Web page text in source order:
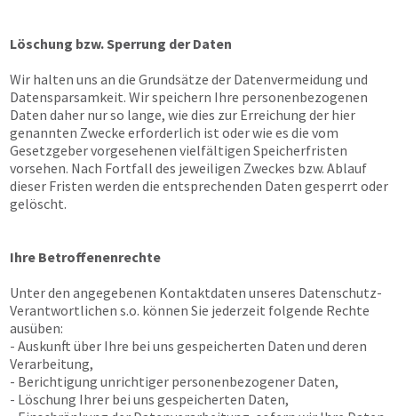
Löschung bzw. Sperrung der Daten
Wir halten uns an die Grundsätze der Datenvermeidung und
Datensparsamkeit. Wir speichern Ihre personenbezogenen
Daten daher nur so lange, wie dies zur Erreichung der hier
genannten Zwecke erforderlich ist oder wie es die vom
Gesetzgeber vorgesehenen vielfältigen Speicherfristen
vorsehen. Nach Fortfall des jeweiligen Zweckes bzw. Ablauf
dieser Fristen werden die entsprechenden Daten gesperrt oder
gelöscht.
Ihre Betroffenenrechte
Unter den angegebenen Kontaktdaten unseres Datenschutz-
Verantwortlichen s.o. können Sie jederzeit folgende Rechte
ausüben:
- Auskunft über Ihre bei uns gespeicherten Daten und deren
Verarbeitung,
- Berichtigung unrichtiger personenbezogener Daten,
- Löschung Ihrer bei uns gespeicherten Daten,